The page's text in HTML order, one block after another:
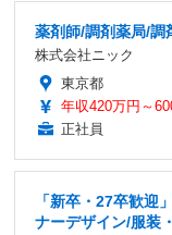
薬剤師/調剤薬局/調
株式会社ニック
東京都
年収420万円～
正社員
「新卒・27卒歓迎
ナーデザイン/服装